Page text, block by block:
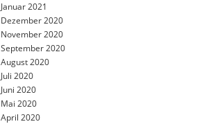
Januar 2021
Dezember 2020
November 2020
September 2020
August 2020
Juli 2020
Juni 2020
Mai 2020
April 2020